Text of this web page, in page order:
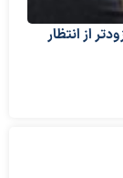
زودتر از انتظار